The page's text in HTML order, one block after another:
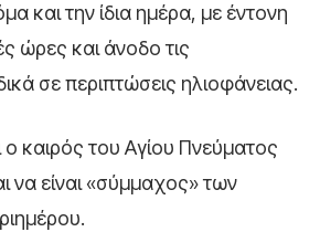
και την ίδια ημέρα, με έντονη
ώρες και άνοδο τις
σε περιπτώσεις ηλιοφάνειας.
ο καιρός του Αγίου Πνεύματος
να είναι «σύμμαχος» των